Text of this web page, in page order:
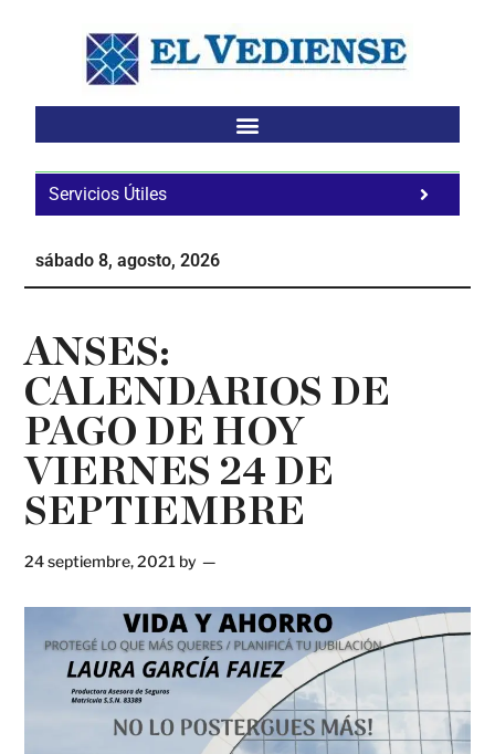
Servicios Útiles
sábado 8, agosto, 2026
ANSES:
CALENDARIOS DE
PAGO DE HOY
VIERNES 24 DE
SEPTIEMBRE
24 septiembre, 2021 by